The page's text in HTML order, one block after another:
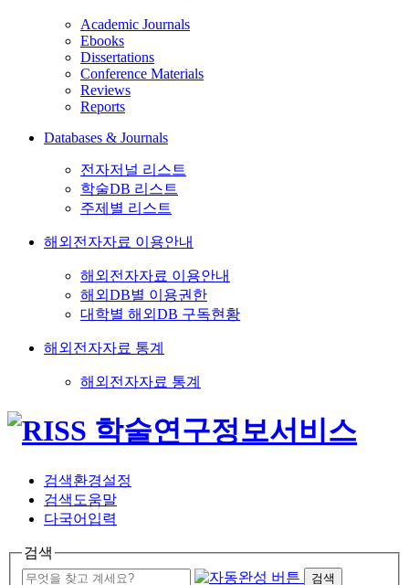
Academic Journals
Ebooks
Dissertations
Conference Materials
Reviews
Reports
Databases & Journals
전자저널 리스트
학술DB 리스트
주제별 리스트
해외전자자료 이용안내
해외전자자료 이용안내
해외DB별 이용권한
대학별 해외DB 구독현황
해외전자자료 통계
해외전자자료 통계
검색환경설정
검색도움말
다국어입력
검색
검색